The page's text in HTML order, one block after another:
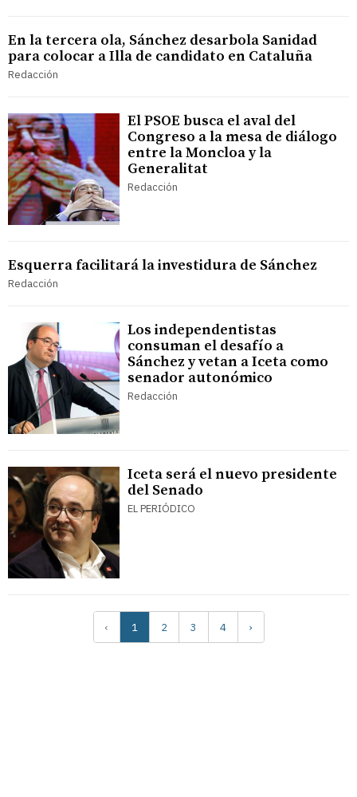
En la tercera ola, Sánchez desarbola Sanidad
para colocar a Illa de candidato en Cataluña
Redacción
El PSOE busca el aval del
Congreso a la mesa de diálogo
entre la Moncloa y la
Generalitat
Redacción
Esquerra facilitará la investidura de Sánchez
Redacción
Los independentistas
consuman el desafío a
Sánchez y vetan a Iceta como
senador autonómico
Redacción
Iceta será el nuevo presidente
del Senado
EL PERIÓDICO
‹ 1 2 3 4 ›